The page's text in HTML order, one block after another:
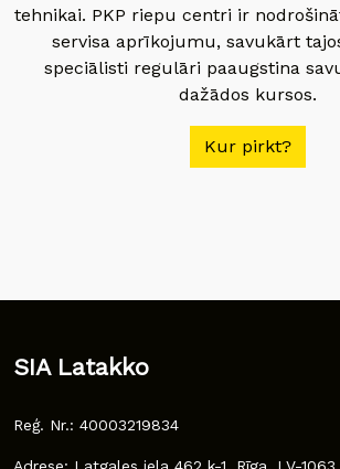
tehnikai. PKP riepu centri ir
servisa aprīkojumu, savukārt
speciālisti regulāri paaugstina
dažādos kursos.
Kur pirkt?
SIA Latakko
Reģ. Nr.: 40003219834